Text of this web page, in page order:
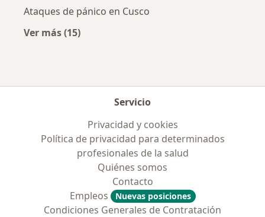
Ataques de pánico en Cusco
Ver más (15)
Servicio
Privacidad y cookies
Política de privacidad para determinados
profesionales de la salud
Quiénes somos
Contacto
Empleos
Nuevas posiciones
Condiciones Generales de Contratación